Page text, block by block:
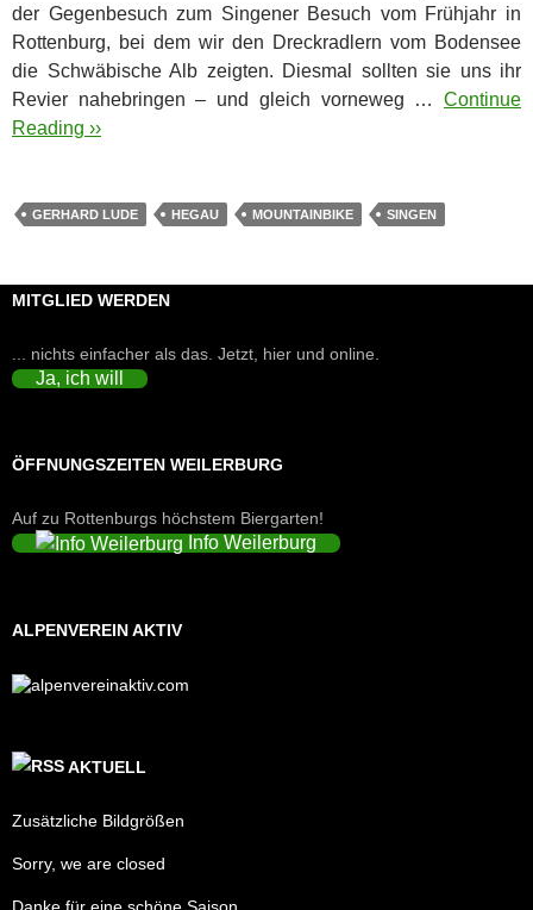
der Gegenbesuch zum Singener Besuch vom Frühjahr in
Rottenburg, bei dem wir den Dreckradlern vom Bodensee
die Schwäbische Alb zeigten. Diesmal sollten sie uns ihr
Revier nahebringen – und gleich vorneweg … Continue
Reading ››
GERHARD LUDE HEGAU MOUNTAINBIKE SINGEN
MITGLIED WERDEN
... nichts einfacher als das. Jetzt, hier und online.
Ja, ich will
ÖFFNUNGSZEITEN WEILERBURG
Auf zu Rottenburgs höchstem Biergarten!
Info Weilerburg
ALPENVEREIN AKTIV
AKTUELL
Zusätzliche Bildgrößen
Sorry, we are closed